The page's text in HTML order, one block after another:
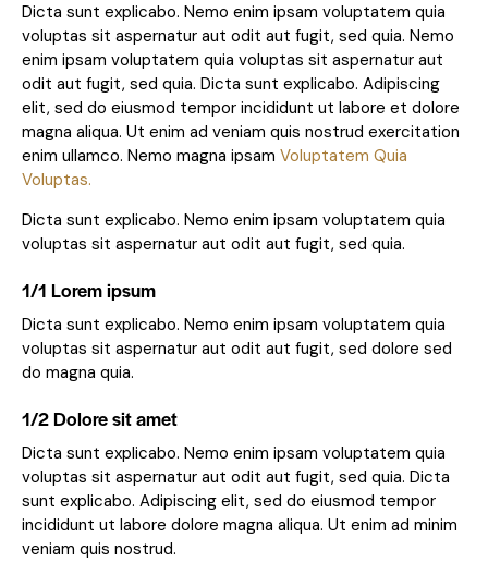
Dicta sunt explicabo. Nemo enim ipsam voluptatem quia
voluptas sit aspernatur aut odit aut fugit, sed quia. Nemo
enim ipsam voluptatem quia voluptas sit aspernatur aut
odit aut fugit, sed quia. Dicta sunt explicabo. Adipiscing
elit, sed do eiusmod tempor incididunt ut labore et dolore
magna aliqua. Ut enim ad veniam quis nostrud exercitation
enim ullamco. Nemo magna ipsam Voluptatem Quia
Voluptas.
Dicta sunt explicabo. Nemo enim ipsam voluptatem quia
voluptas sit aspernatur aut odit aut fugit, sed quia.
1/1 Lorem ipsum
Dicta sunt explicabo. Nemo enim ipsam voluptatem quia
voluptas sit aspernatur aut odit aut fugit, sed dolore sed
do magna quia.
1/2 Dolore sit amet
Dicta sunt explicabo. Nemo enim ipsam voluptatem quia
voluptas sit aspernatur aut odit aut fugit, sed quia. Dicta
sunt explicabo. Adipiscing elit, sed do eiusmod tempor
incididunt ut labore dolore magna aliqua. Ut enim ad minim
veniam quis nostrud.